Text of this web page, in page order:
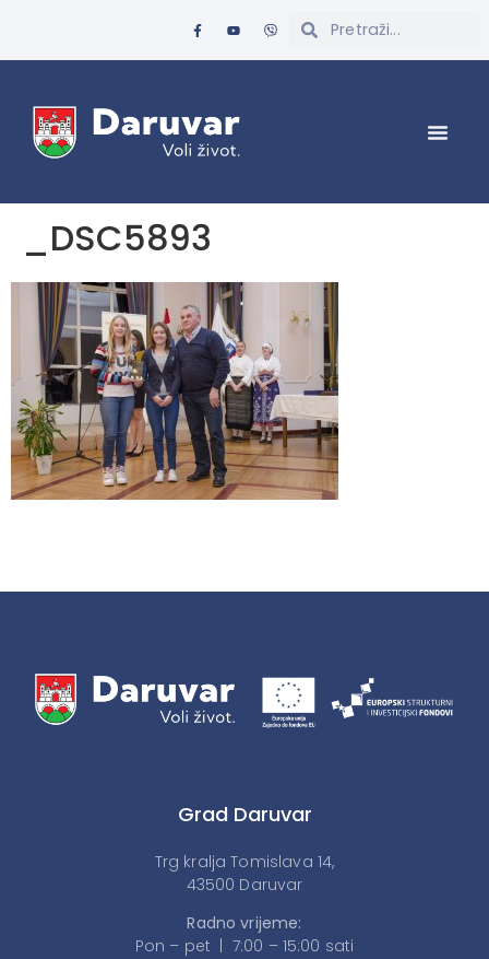
_DSC5893
Grad Daruvar
Trg kralja Tomislava 14,
43500 Daruvar
Radno vrijeme:
Pon – pet | 7:00 – 15:00 sati